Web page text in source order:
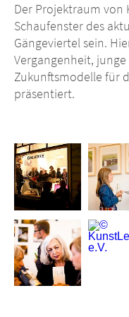
Der Projektraum von
Schaufenster des
Gängeviertel sein.
Vergangenheit,
Zukunftsmodelle für
präsentiert.